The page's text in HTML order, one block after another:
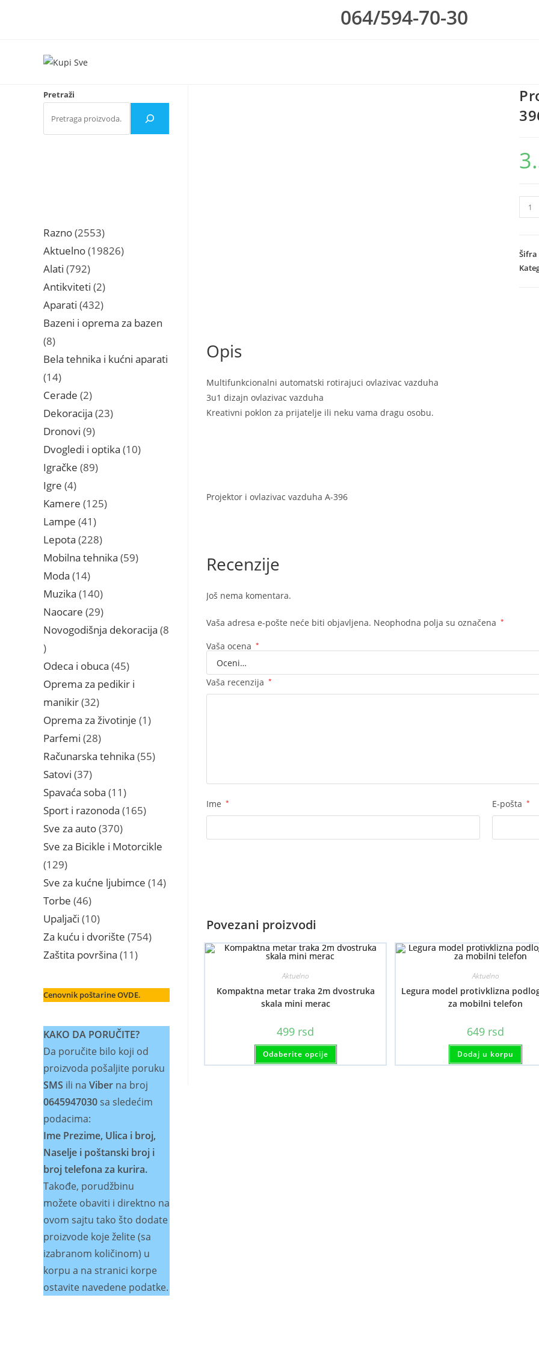
064/594-70-30
i
A
Opis
Multifunkcionalni automatski rotirajuci ovlazivac vazduha
3u1 dizajn ovlazivac vazduha
Kreativni poklon za prijatelje ili neku vama dragu osobu.
Projektor i ovlazivac vazduha A-396
Recenzije
Još nema komentara.
Vaša adresa e-pošte neće biti objavljena. Neophodna polja su označena *
Vaša ocena *
Vaša recenzija *
Ime * E-pošta *
Povezani proizvodi
Aktuelno
Kompaktna metar traka 2m dvostruka
skala mini merac
499 rsd
Odaberite opcije
Ovaj
ima
Aktuelno
Legura model protivklizna
za mobilni telefon
649 rsd
Dodaj u korpu
Pretraži
Razno 25532553
proizvoda
Aktuelno 1982619826
Alati 792792
proizvoda
Antikviteti 22
proizvoda
Aparati 432432
proizvoda
Bazeni i oprema za bazen
88
proizvoda
Bela tehnika i kućni aparati
1414
proizvoda
Cerade 22
proizvoda
Dekoracija 2323
Dronovi 99
proizvoda
Dvogledi i optika 1010
Igračke 8989
Igre 44
proizvoda
Kamere 125125
Lampe 41 41
proizvod
Lepota 228228
proizvoda
Mobilna tehnika 5959
Moda 1414
proizvoda
Muzika 140140
proizvoda
Naocare 2929
proizvoda
Novogodišnja dekoracija 8
8
proizvoda
Odeca i obuca 4545
proizvoda
Oprema za pedikir i
manikir 3232
proizvoda
Oprema za životinje 1 1
Parfemi 2828
proizvoda
Računarska tehnika 5555
Satovi 3737
proizvoda
Spavaća soba 11 11
proizvoda
Sport i razonoda 165165
Sve za auto 370370
proizvoda
Sve za Bicikle i Motorcikle
129129
proizvoda
Sve za kućne ljubimce 1414
Torbe 4646
proizvoda
Upaljači 1010
proizvoda
Za kuću i dvorište 754754
Zaštita površina 11 11
Cenovnik poštarine OVDE.
KAKO DA PORUČITE?
Da poručite bilo koji od
proizvoda pošaljite poruku
SMS ili na Viber na broj
0645947030sa sledećim
podacima:
Ime Prezime, Ulica i broj,
Naselje i poštanski broj i
broj telefona za kurira.
Takođe, porudžbinu
možete obaviti i direktno na
ovom sajtu tako što dodate
proizvode koje želite (sa
izabranom količinom) u
korpu a na stranici korpe
ostavite navedene podatke.